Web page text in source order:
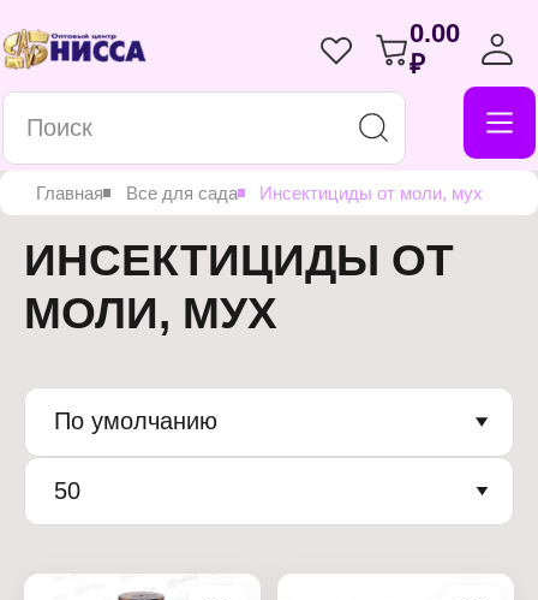
0.00
₽
Главная Все для сада Инсектициды от моли, мух
ИНСЕКТИЦИДЫ ОТ
МОЛИ, МУХ
По умолчанию
50